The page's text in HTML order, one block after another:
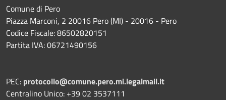
Comune di Pero
Piazza Marconi, 2 20016 Pero (MI) - 20016 - Pero
Codice Fiscale: 86502820151
Partita IVA: 06721490156
PEC: protocollo@comune.pero.mi.legalmail.it
Centralino Unico: +39 02 3537111